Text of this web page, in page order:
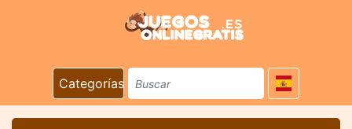
Categorías